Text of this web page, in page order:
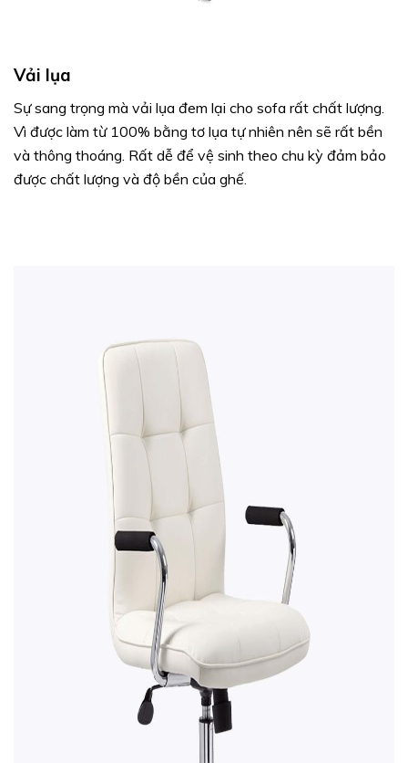
Vải lụa
Sự sang trọng mà vải lụa đem lại cho sofa rất chất lượng.
Vì được làm từ 100% bằng tơ lụa tự nhiên nên sẽ rất bền
và thông thoáng. Rất dễ để vệ sinh theo chu kỳ đảm bảo
được chất lượng và độ bền của ghế.